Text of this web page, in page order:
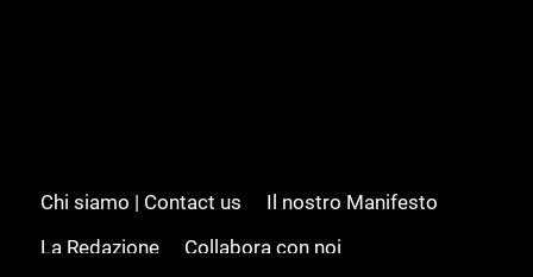
Chi siamo | Contact us
Il nostro Manifesto
La Redazione
Collabora con noi